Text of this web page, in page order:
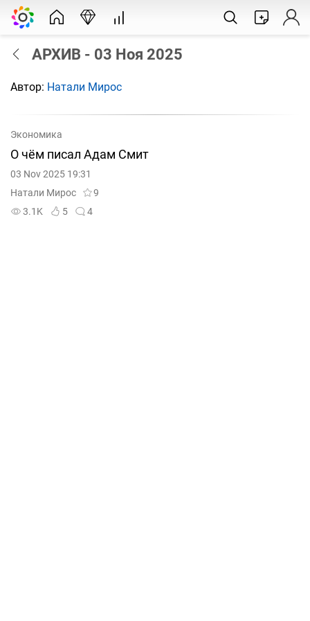
АРХИВ - 03 Ноя 2025
Автор: Натали Мирос
Экономика
О чём писал Адам Смит
03 Nov 2025 19:31
Натали Мирос
9
3.1K
5 4